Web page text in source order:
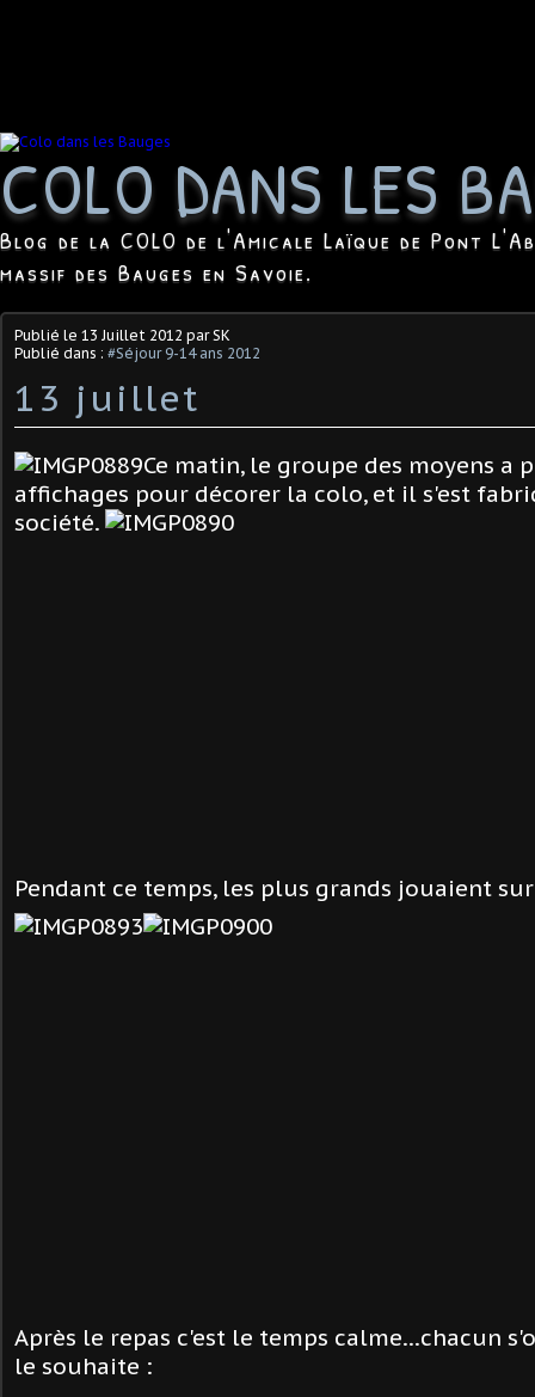
COLO DANS LES
Blog de la COLO de l'Amicale Laïque de Pont
massif des Bauges en Savoie.
Publié le 13 Juillet 2012 par SK
Publié dans : #Séjour 9-14 ans 2012
13 juillet
Ce matin, le groupe des moyens a
affichages pour décorer la colo, et il s'est
société.
Pendant ce temps, les plus grands jouaient
Après le repas c'est le temps calme...chacun
le souhaite :